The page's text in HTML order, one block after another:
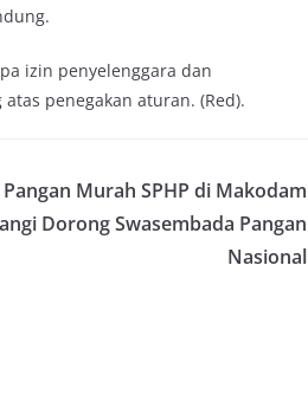
izin penyelenggara dan
penegakan aturan. (Red).
Murah SPHP di Makodam
Dorong Swasembada Pangan
Nasional